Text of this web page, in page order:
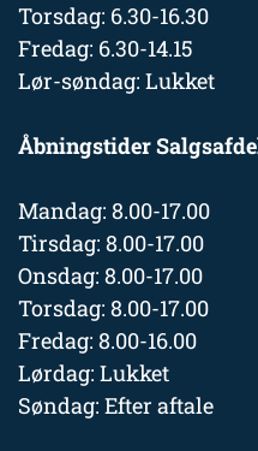
Torsdag: 6.30-16.30
Fredag: 6.30-14.15
Lør-søndag: Lukket
Åbningstider
Mandag: 8.00-17.00
Tirsdag: 8.00-17.00
Onsdag: 8.00-17.00
Torsdag: 8.00-17.00
Fredag: 8.00-16.00
Lørdag: Lukket
Søndag: Efter aftale